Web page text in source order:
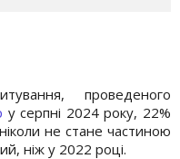
проведеного
у серпні 2024 року, 22%
не стане частиною
ніж у 2022 році.